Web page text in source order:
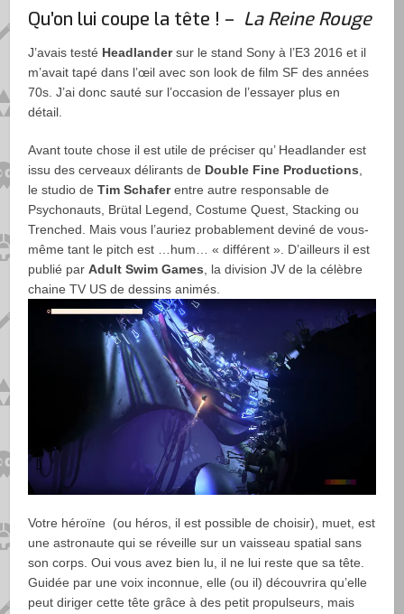
Qu’on lui coupe la tête ! – La Reine Rouge
J’avais testé Headlandersur le stand Sony à l’E3 2016 et il
m’avait tapé dans l’œil avec son look de film SF des années
70s. J’ai donc sauté sur l’occasion de l’essayer plus en
détail.
Avant toute chose il est utile de préciser qu’ Headlander est
issu des cerveaux délirants de Double Fine Productions,
le studio deTim Schaferentre autre responsable de
Psychonauts, Brütal Legend, Costume Quest, Stacking ou
Trenched. Mais vous l’auriez probablement deviné de vous-
même tant le pitch est …hum… « différent ». D’ailleurs il est
publié parAdult Swim Games, la division JV de la célèbre
chaine TV US de dessins animés.
Votre héroïne (ou héros, il est possible de choisir), muet, est
une astronaute qui se réveille sur un vaisseau spatial sans
son corps. Oui vous avez bien lu, il ne lui reste que sa tête.
Guidée par une voix inconnue, elle (ou il) découvrira qu’elle
peut diriger cette tête grâce à des petit propulseurs, mais